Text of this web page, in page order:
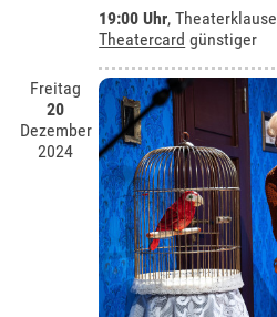
19:00 Uhr,Theaterklause
Theatercard günstiger
Freitag
20
Dezember
2024